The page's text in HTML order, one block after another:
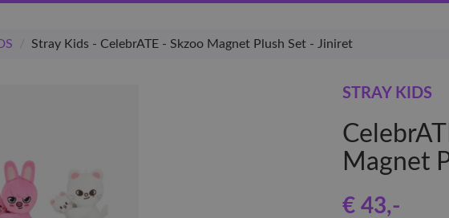
/ Stray Kids - CelebrATE - Skzoo Magnet Plush Set - Jiniret
STRAY KIDS
Magnet
€ 43,-